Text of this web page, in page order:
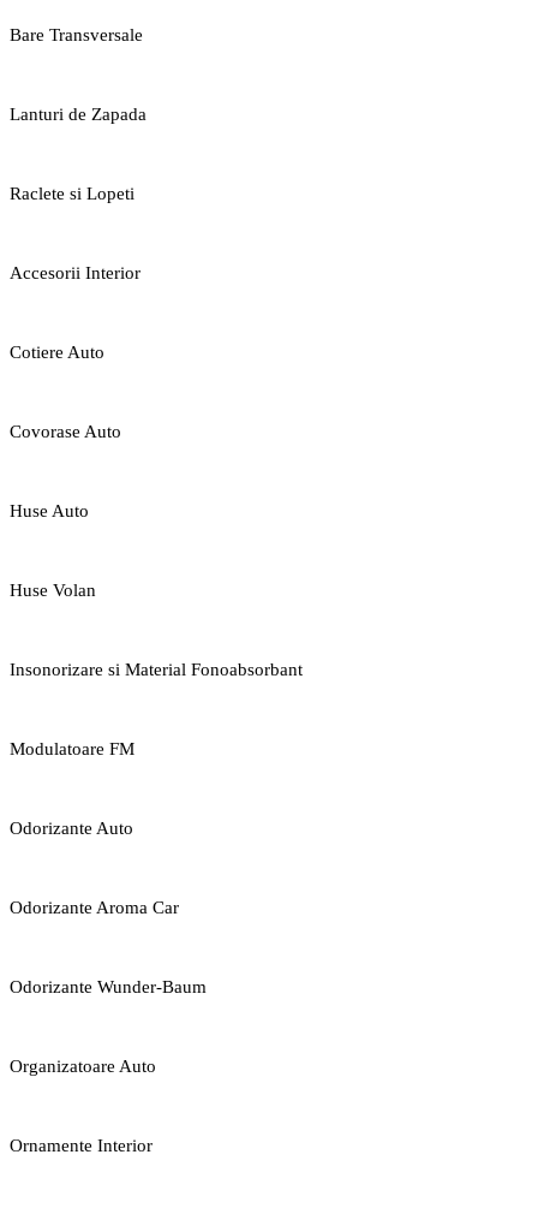
Bare Transversale
Lanturi de Zapada
Raclete si Lopeti
Accesorii Interior
Cotiere Auto
Covorase Auto
Huse Auto
Huse Volan
Insonorizare si Material Fonoabsorbant
Modulatoare FM
Odorizante Auto
Odorizante Aroma Car
Odorizante Wunder-Baum
Organizatoare Auto
Ornamente Interior